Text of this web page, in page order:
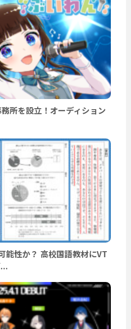
所を設立！オーディション
能性か？ 高校国語教材にVT